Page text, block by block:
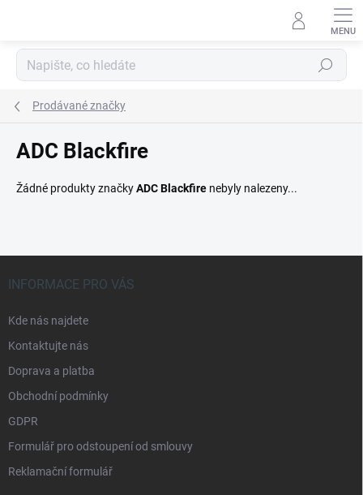
Hledat
Prodávané značky
ADC Blackfire
Žádné produkty značkyADC Blackfire nebyly nalezeny...
INFORMACE PRO VÁS
Kde nás najdete
Kontaktujte nás
Doprava a platba
Obchodní podmínky
GDPR
Formulář pro odstoupení od smlouvy
Reklamační formulář